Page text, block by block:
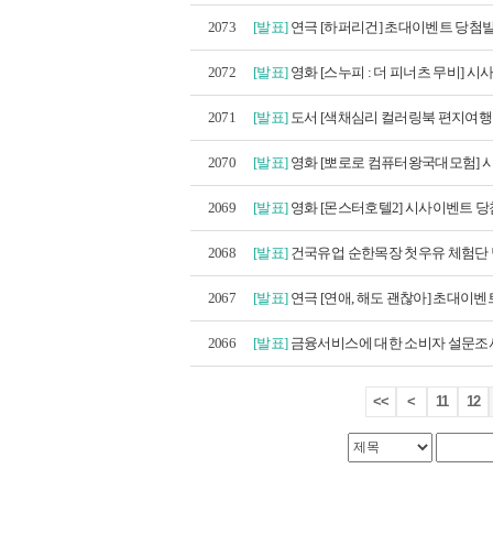
2073 [발표] 연극 [하퍼리건] 초대이벤트 당첨
2072 [발표] 영화 [스누피 : 더 피너츠 무비] 시
2071 [발표] 도서 [색채심리 컬러링북 편지여행
2070 [발표] 영화 [뽀로로 컴퓨터왕국대모험]
2069 [발표] 영화 [몬스터호텔2] 시사이벤트
2068 [발표] 건국유업 순한목장 첫우유 체험단
2067 [발표] 연극 [연애, 해도 괜찮아] 초대이벤
2066 [발표] 금융서비스에 대한 소비자 설문조
<< < 11 12